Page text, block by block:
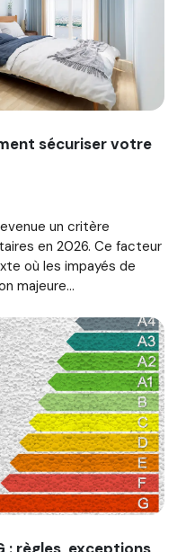
locataire : comment
sécuriser votre
un critère
en 2026. Ce facteur
où les impayés de
majeure...
location DPE G :